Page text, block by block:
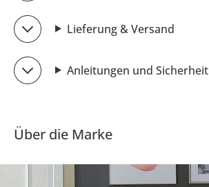
Lieferung & Versand
Anleitungen und Sicherheit
Über die Marke